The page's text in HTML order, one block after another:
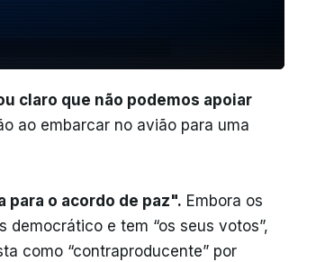
claro que não podemos apoiar
ao embarcar no avião para uma
para o acordo de paz". Embora os
democrático e tem “os seus votos”,
como “contraproducente” por